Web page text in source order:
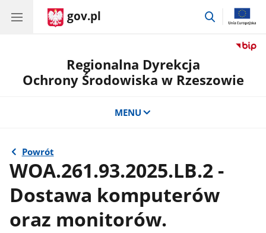
gov.pl
przejdź
Regionalna Dyrekcja
Ochrony Środowiska w Rzeszowie
MENU
Powrót
WOA.261.93.2025.LB.2 -
Dostawa komputerów
oraz monitorów.